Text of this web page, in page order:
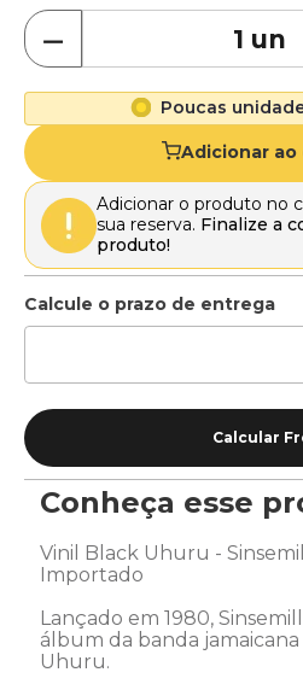
－
Poucas
Adicionar ao
Adicionar o produto no
sua reserva. Finalize a
produto!
Conheça esse
Vinil Black Uhuru -
Importado
Lançado em 1980,
álbum da banda
Uhuru.